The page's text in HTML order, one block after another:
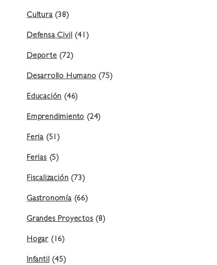
Cultura(38)
Defensa Civil(41)
Deporte(72)
Desarrollo Humano(75)
Educación(46)
Emprendimiento(24)
Feria (51)
Ferias(5)
Fiscalización(73)
Gastronomía(66)
Grandes Proyectos(8)
Hogar (16)
Infantil(45)